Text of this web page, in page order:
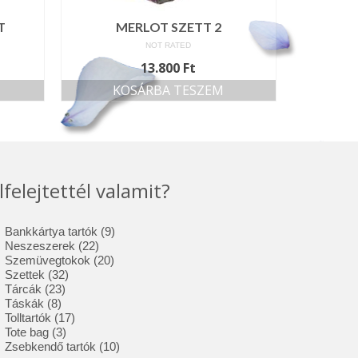
MERLOT SZETT 2
NOT RATED
13.800 Ft
KOSÁRBA TESZEM
valamit?
Bankkártya tartók 99
Neszeszerek 2222
termék
Szemüvegtokok 2020
Szettek 3232
termék
Tárcák 2323
termék
Táskák 88
termék
Tolltartók 1717
Tote bag 33
termék
Zsebkendő tartók 1010